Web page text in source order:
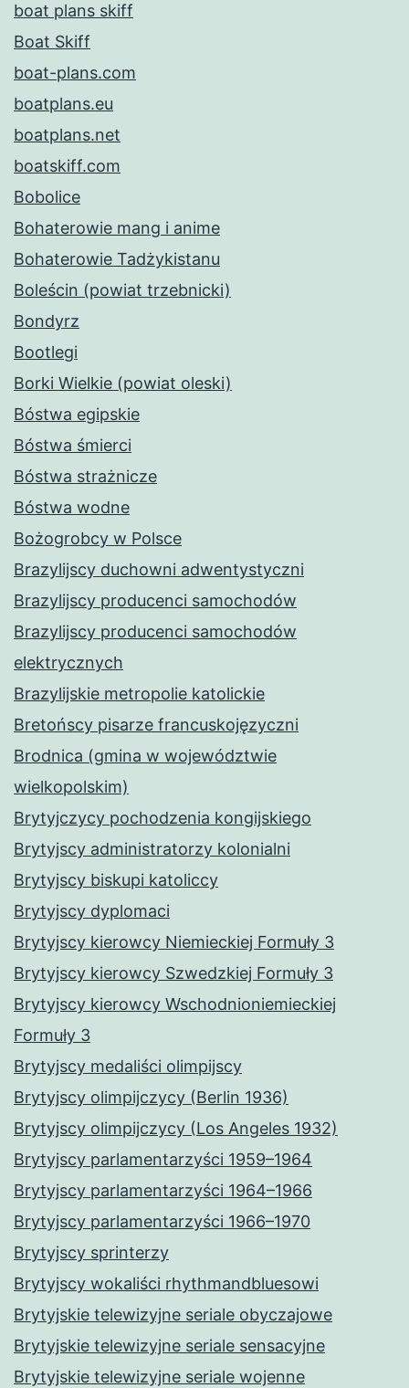
boat plans skiff
Boat Skiff
boat-plans.com
boatplans.eu
boatplans.net
boatskiff.com
Bobolice
Bohaterowie mang i anime
Bohaterowie Tadżykistanu
Boleścin (powiat trzebnicki)
Bondyrz
Bootlegi
Borki Wielkie (powiat oleski)
Bóstwa egipskie
Bóstwa śmierci
Bóstwa strażnicze
Bóstwa wodne
Bożogrobcy w Polsce
Brazylijscy duchowni adwentystyczni
Brazylijscy producenci samochodów
Brazylijscy producenci samochodów
elektrycznych
Brazylijskie metropolie katolickie
Bretońscy pisarze francuskojęzyczni
Brodnica (gmina w województwie
wielkopolskim)
Brytyjczycy pochodzenia kongijskiego
Brytyjscy administratorzy kolonialni
Brytyjscy biskupi katoliccy
Brytyjscy dyplomaci
Brytyjscy kierowcy Niemieckiej Formuły 3
Brytyjscy kierowcy Szwedzkiej Formuły 3
Brytyjscy kierowcy Wschodnioniemieckiej
Formuły 3
Brytyjscy medaliści olimpijscy
Brytyjscy olimpijczycy (Berlin 1936)
Brytyjscy olimpijczycy (Los Angeles 1932)
Brytyjscy parlamentarzyści 1959–1964
Brytyjscy parlamentarzyści 1964–1966
Brytyjscy parlamentarzyści 1966–1970
Brytyjscy sprinterzy
Brytyjscy wokaliści rhythmandbluesowi
Brytyjskie telewizyjne seriale obyczajowe
Brytyjskie telewizyjne seriale sensacyjne
Brytyjskie telewizyjne seriale wojenne